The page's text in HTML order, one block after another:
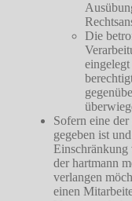
Die
Sofern eine
gegeben ist
Einschränkung
der hartmann
verlangen
einen